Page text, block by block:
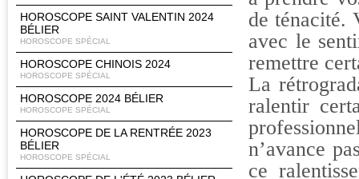
HOROSCOPE SAINT VALENTIN 2024
BÉLIER
HOROSCOPE SPÉCIAL
HOROSCOPE CHINOIS 2024
HOROSCOPE SPÉCIAL
HOROSCOPE 2024 BÉLIER
HOROSCOPE SPÉCIAL
HOROSCOPE DE LA RENTRÉE 2023
BÉLIER
HOROSCOPE SPÉCIAL
de ténacité.
avec le
remettre
La
ralentir
n’avance
ce